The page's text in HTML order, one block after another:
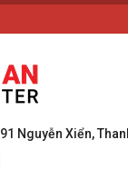
91 Nguyễn Xiển,